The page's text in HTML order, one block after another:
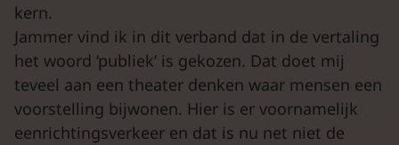
kern.
Jammer vind ik in dit verband dat in de vertaling
het woord ‘publiek’ is gekozen. Dat doet mij
teveel aan een theater denken waar mensen een
voorstelling bijwonen. Hier is er voornamelijk
eenrichtingsverkeer en dat is nu net niet de